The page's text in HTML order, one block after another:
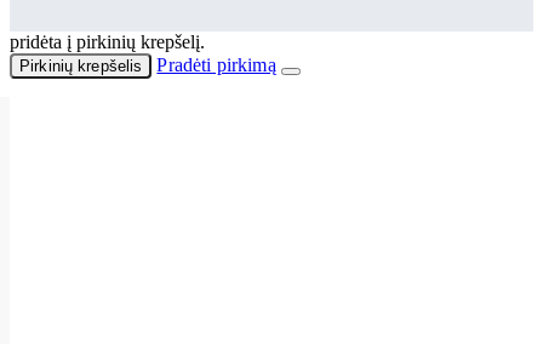
pridėta į pirkinių krepšelį.
Pirkinių krepšelis Pradėti pirkimą